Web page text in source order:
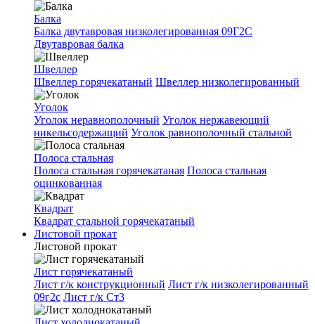
Балка
Балка двутавровая низколегированная 09Г2С
Двутавровая балка
Швеллер
Швеллер горячекатаный Швеллер низколегированный
Уголок
Уголок неравнополочный Уголок нержавеющий
никельсодержащий Уголок равнополочный стальной
Полоса стальная
Полоса стальная горячекатаная Полоса стальная
оцинкованная
Квадрат
Квадрат стальной горячекатаный
Листовой прокат
Листовой прокат
Лист горячекатаный
Лист г/к конструкционный Лист г/к низколегированный
09г2с Лист г/к Ст3